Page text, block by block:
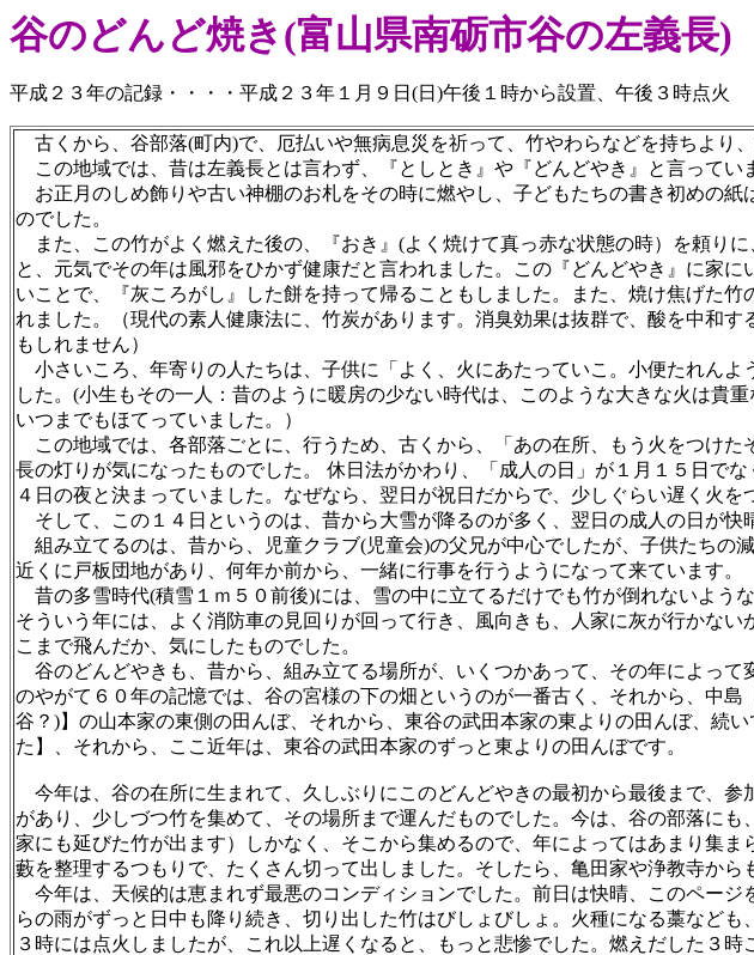
谷のどんど焼き(富山県南砺市谷の左義長)
平成２３年の記録・・・・平成２３年１月９日(日)午後１時から設置、午後３時点火
古くから、谷部落(町内)で、厄払いや無病息災を祈って、竹やわらなどを持ちより
この地域では、昔は左義長とは言わず、『としとき』や『どんどやき』と言ってい
お正月のしめ飾りや古い神棚のお札をその時に燃やし、子どもたちの書き初めの
のでした。
また、この竹がよく燃えた後の、『おき』(よく焼けて真っ赤な状態の時）を頼り
と、元気でその年は風邪をひかず健康だと言われました。この『どんどやき』に家
いことで、『灰ころがし』した餅を持って帰ることもしました。また、焼け焦げた
れました。（現代の素人健康法に、竹炭があります。消臭効果は抜群で、酸を中和
もしれません）
小さいころ、年寄りの人たちは、子供に「よく、火にあたっていこ。小便たれん
した。(小生もその一人：昔のように暖房の少ない時代は、このような大きな火は貴
いつまでもほてっていました。）
この地域では、各部落ごとに、行うため、古くから、「あの在所、もう火をつけ
長の灯りが気になったものでした。 休日法がかわり、「成人の日」が１月１５日で
４日の夜と決まっていました。なぜなら、翌日が祝日だからで、少しぐらい遅く火を
そして、この１４日というのは、昔から大雪が降るのが多く、翌日の成人の日が快
組み立てるのは、昔から、児童クラブ(児童会)の父兄が中心でしたが、子供たちの
近くに戸板団地があり、何年か前から、一緒に行事を行うようになって来ています。
昔の多雪時代(積雪１ｍ５０前後)には、雪の中に立てるだけでも竹が倒れないよう
そういう年には、よく消防車の見回りが回って行き、風向きも、人家に灰が行かな
こまで飛んだか、気にしたものでした。
谷のどんどやきも、昔から、組み立てる場所が、いくつかあって、その年によっ
のやがて６０年の記憶では、谷の宮様の下の畑というのが一番古く、それから、中
谷？)】の山本家の東側の田んぼ、それから、東谷の武田本家の東よりの田んぼ、続
た】、それから、ここ近年は、東谷の武田本家のずっと東よりの田んぼです。
今年は、谷の在所に生まれて、久しぶりにこのどんどやきの最初から最後まで、
があり、少しづつ竹を集めて、その場所まで運んだものでした。今は、谷の部落に
家にも延びた竹が出ます）しかなく、そこから集めるので、年によってはあまり集
藪を整理するつもりで、たくさん切って出しました。そしたら、亀田家や浄教寺から
今年は、天候的は恵まれず最悪のコンディションでした。前日は快晴、このペー
らの雨がずっと日中も降り続き、切り出した竹はびしょびしょ。火種になる藁など
３時には点火しましたが、これ以上遅くなると、もっと悲惨でした。燃えだした３